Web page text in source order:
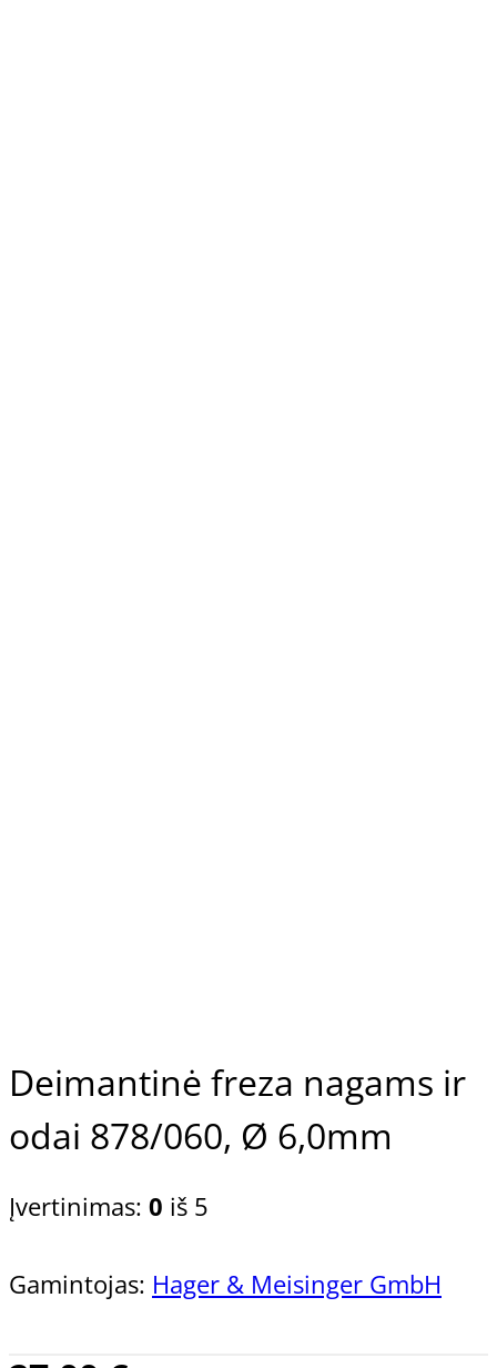
Deimantinė freza nagams ir
odai 878/060, Ø 6,0mm
Įvertinimas: 0 iš 5
Gamintojas: Hager & Meisinger GmbH